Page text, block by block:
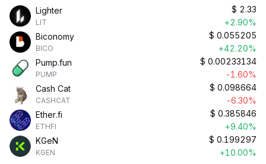
Lighter
LIT
$ 2.33
+2.90%
Biconomy
BICO
$ 0.055205
+42.20%
Pump.fun
PUMP
$ 0.00233134
-1.60%
Cash Cat
CASHCAT
$ 0.098664
-6.30%
Ether.fi
ETHFI
$ 0.385846
+9.40%
KGeN
KGEN
$ 0.199297
+10.00%